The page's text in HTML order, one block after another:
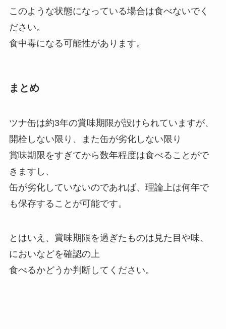
このような状態になっている場合は食べないでく
ださい。
食中毒になる可能性があります。
まとめ
ツナ缶は約3年の賞味期限が設けられていますが、
開栓しない限り、また缶が劣化しない限り
賞味期限をすぎてから数年程度は食べることがで
きますし、
缶が劣化していないのであれば、理論上は何年で
も保存することが可能です。
とはいえ、賞味期限を過ぎたものは見た目や味、
においなどを確認の上
食べるかどうか判断してください。